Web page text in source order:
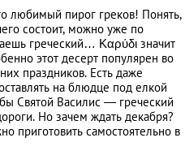
любимый пирог греков! Понять,
состоит, можно уже по
греческий… Καρύδι значит
этот десерт популярен во
праздников. Есть даже
на блюдце под елкой
Святой Василис — греческий
Но зачем ждать декабря?
приготовить самостоятельно в